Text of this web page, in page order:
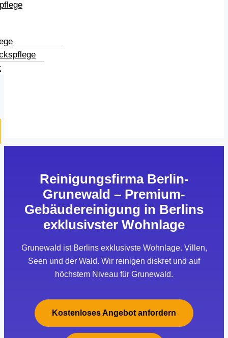
Reinigungsfirma Berlin-
Grunewald – Premium-
Gebäudereinigung in Berlins
exklusivster Wohnlage
Grunewald ist Berlins exklusivste Wohnlage. Villen,
Seen und der Wald. Wir reinigen diskret und auf
höchstem Niveau für Grunewald.
Kostenloses Angebot anfordern